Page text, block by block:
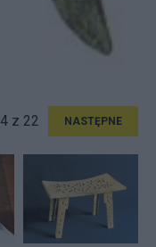
4 z 22 NASTĘPNE